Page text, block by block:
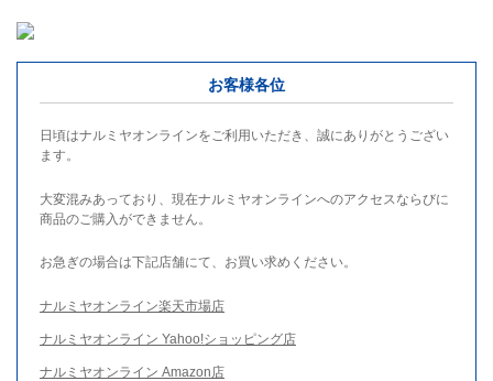
お客様各位
日頃はナルミヤオンラインをご利用いただき、誠にありがとうござい
ます。
大変混みあっており、現在ナルミヤオンラインへのアクセスならびに
商品のご購入ができません。
お急ぎの場合は下記店舗にて、お買い求めください。
ナルミヤオンライン楽天市場店
ナルミヤオンライン Yahoo!ショッピング店
ナルミヤオンライン Amazon店